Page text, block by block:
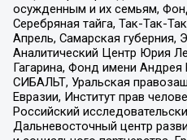
осужденным и их семьям,
Серебряная тайга, Так-Так-
Апрель, Самарская губерния,
Аналитический Центр Юрия
Гагарина, Фонд имени
СИБАЛЬТ, Уральская
Евразии, Институт прав
Российский
Дальневосточный центр